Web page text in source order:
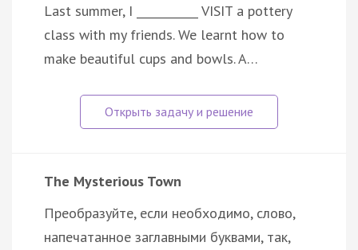
Last summer, I ___________ VISIT a pottery
class with my friends. We learnt how to
make beautiful cups and bowls. A…
The Mysterious Town
Преобразуйте, если необходимо, слово,
напечатанное заглавными буквами, так,